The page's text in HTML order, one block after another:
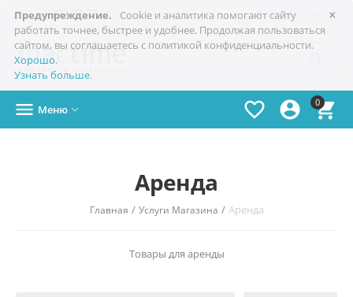
×
Предупреждение.
Cookie и аналитика помогают сайту
работать точнее, быстрее и удобнее. Продолжая пользоваться
сайтом, вы соглашаетесь с политикой конфиденциальности.
Хорошо.
Узнать больше.
Симферополь
+7(978)773-77-77 
0



 Меню 
Аренда
Главная / Услуги Магазина / Аренда
Товары для аренды